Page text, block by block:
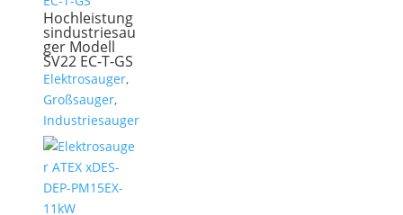
Hochleistung
sindustriesau
ger Modell
SV22 EC-T-GS
Elektrosauger,
Großsauger,
Industriesauger